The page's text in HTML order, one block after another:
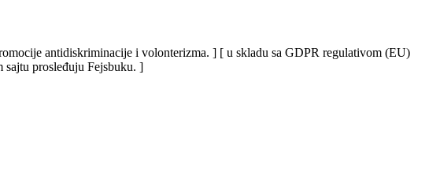
antidiskriminacije i volonterizma. ] [ u skladu sa GDPR regulativom (EU)
sajtu prosleđuju Fejsbuku. ]